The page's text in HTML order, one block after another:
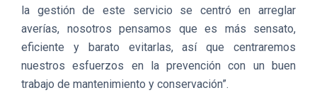
la gestión de este servicio se centró en arreglar
averías, nosotros pensamos que es más sensato,
eficiente y barato evitarlas, así que centraremos
nuestros esfuerzos en la prevención con un buen
trabajo de mantenimiento y conservación”.